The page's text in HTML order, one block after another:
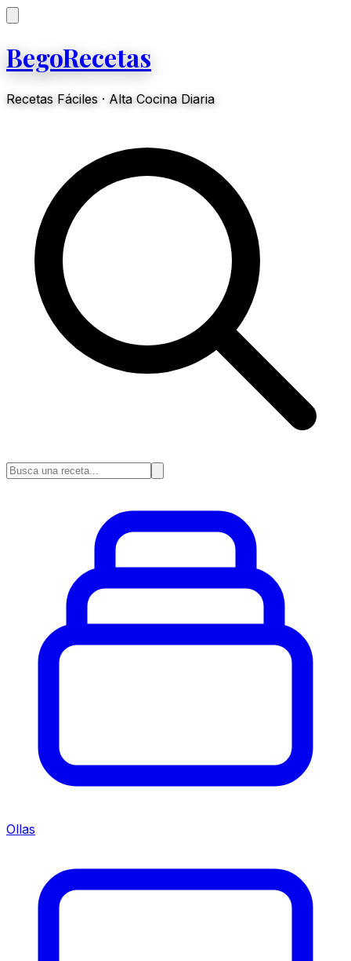
BegoRecetas
Recetas Fáciles · Alta Cocina Diaria
Ollas